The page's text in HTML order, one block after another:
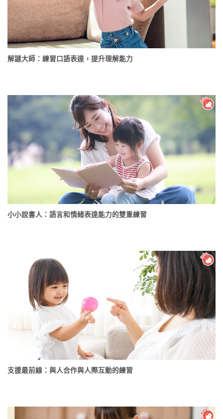
解謎大師：練習口語表達，提升理解能力
小小說書人：語言和情緒表達能力的雙重練習
支援最前線：與人合作與人際互動的練習